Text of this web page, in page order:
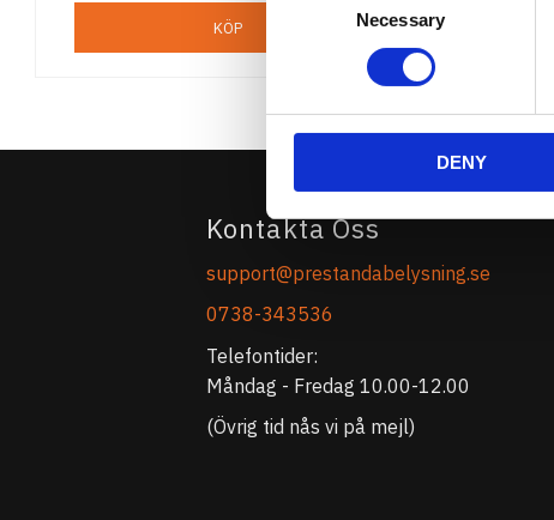
Necessary
DENY
KÖP
Kontakta Oss
support@prestandabelysning.se
0738-343536
Telefontider:
Måndag - Fredag 10.00-12.00
(Övrig tid nås vi på mejl)